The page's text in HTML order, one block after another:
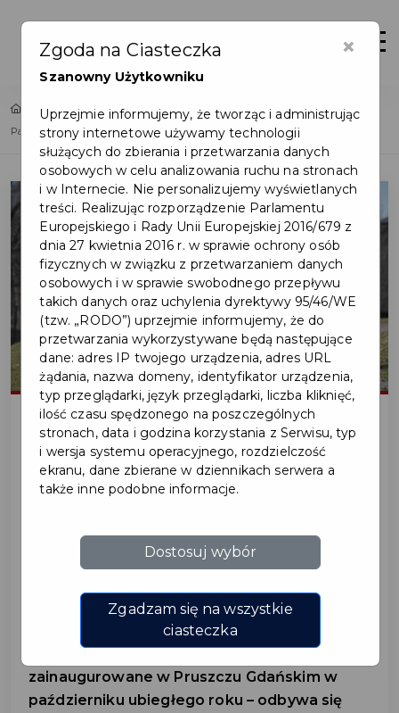
Zaloguj
Home
Wydarzenia
Parkrun Faktoria – światowy ruch biegowy w Pruszczu Gdańskim!
ŚWIATOWY RUCH
BIEGOWY W PRUSZCZU
GDAŃSKIM!
Parkrun Faktoria – wydarzenie
zainaugurowane w Pruszczu Gdańskim w
październiku ubiegłego roku – odbywa się
×
Zgoda na Ciasteczka
Szanowny Użytkowniku
Uprzejmie informujemy, że tworząc i administrując
strony internetowe używamy technologii
służących do zbierania i przetwarzania danych
osobowych w celu analizowania ruchu na stronach
i w Internecie. Nie personalizujemy wyświetlanych
treści. Realizując rozporządzenie Parlamentu
Europejskiego i Rady Unii Europejskiej 2016/679 z
dnia 27 kwietnia 2016 r. w sprawie ochrony osób
fizycznych w związku z przetwarzaniem danych
osobowych i w sprawie swobodnego przepływu
takich danych oraz uchylenia dyrektywy 95/46/WE
(tzw. „RODO”) uprzejmie informujemy, że do
przetwarzania wykorzystywane będą następujące
dane: adres IP twojego urządzenia, adres URL
żądania, nazwa domeny, identyfikator urządzenia,
typ przeglądarki, język przeglądarki, liczba kliknięć,
ilość czasu spędzonego na poszczególnych
stronach, data i godzina korzystania z Serwisu, typ
i wersja systemu operacyjnego, rozdzielczość
ekranu, dane zbierane w dziennikach serwera a
także inne podobne informacje.
Dostosuj wybór
Zgadzam się na wszystkie
ciasteczka